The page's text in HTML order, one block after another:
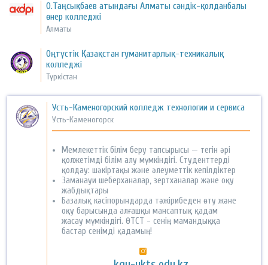
О.Таңсықбаев атындағы Алматы сәндік-қолданбалы
өнер колледжі
Алматы
Оңтүстік Қазақстан гуманитарлық-техникалық
колледжі
Түркістан
Усть-Каменогорский колледж технологии и сервиса
Усть-Каменогорск
Мемлекеттік білім беру тапсырысы — тегін әрі
қолжетімді білім алу мүмкіндігі. Студенттерді
қолдау: шәкіртақы және әлеуметтік кепілдіктер
Заманауи шеберханалар, зертханалар және оқу
жабдықтары
Базалық кәсіпорындарда тәжірибеден өту және
оқу барысында алғашқы мансаптық қадам
жасау мүмкіндігі. ӨТСТ - сенің мамандыққа
бастар сенімді қадамың!